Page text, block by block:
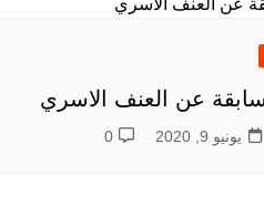
عن العنف الاسري
يونيو 9, 2020 0